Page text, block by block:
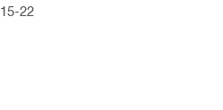
22